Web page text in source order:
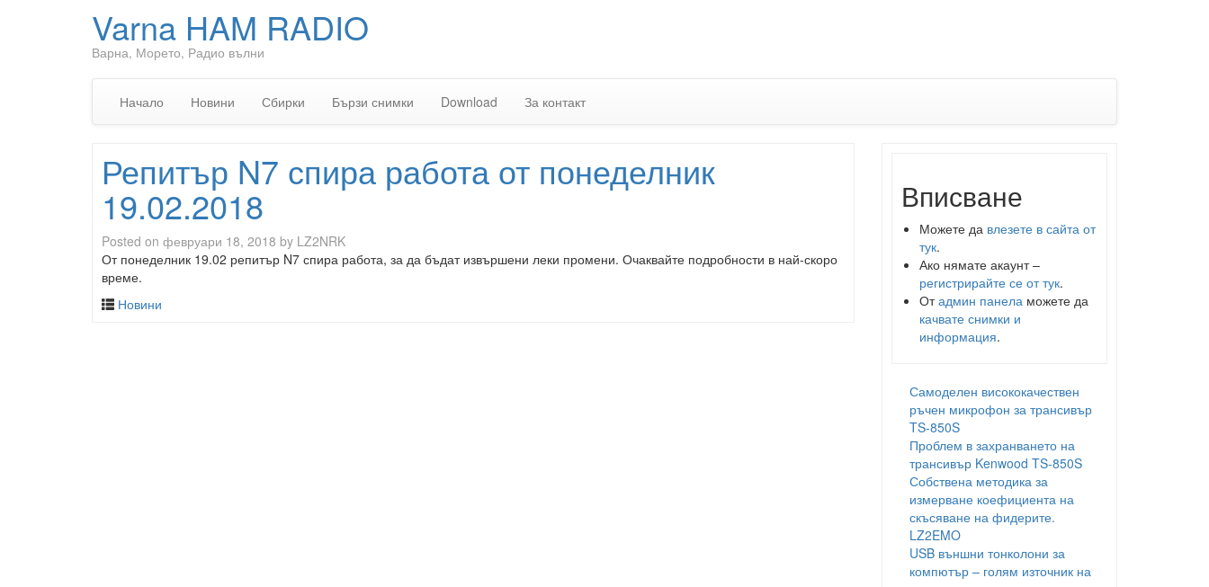
Varna HAM RADIO
Варна, Морето, Радио вълни
Начало Новини Сбирки Бързи снимки Download За контакт
Репитър N7 спира работа от понеделник
19.02.2018
Posted on февруари 18, 2018 by LZ2NRK
От понеделник 19.02 репитър N7 спира работа, за да бъдат извършени леки промени. Очаквайте подробности в най-скоро
време.
Новини
Вписване
Можете да влезете в сайта от
тук.
Ако нямате акаунт –
регистрирайте се от тук.
Отадмин панеламожете да
качвате снимки и
информация.
Самоделен висококачествен
ръчен микрофон за трансивър
TS-850S
Проблем в захранването на
трансивър Kenwood TS-850S
Собствена методика за
измерване коефициента на
скъсяване на фидерите.
LZ2EMO
USB външни тонколони за
компютър – голям източник на